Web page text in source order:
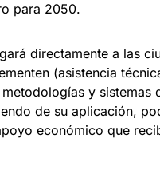
para 2050.
directamente a las
(asistencia
y sistemas
de su aplicación,
económico que